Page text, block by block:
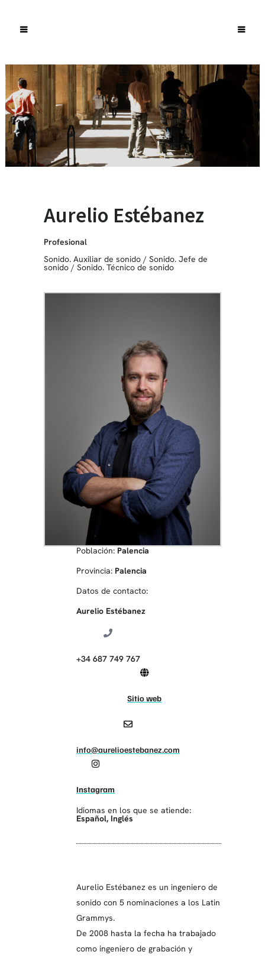
Aurelio Estébanez
Profesional
Sonido. Auxiliar de sonido/ Sonido. Jefe de
sonido/ Sonido. Técnico de sonido
Población: Palencia
Provincia: Palencia
Datos de contacto:
Aurelio Estébanez
+34 687 749 767
Sitio web
info@aurelioestebanez.com
Instagram
Idiomas en los que se atiende:
Español, Inglés
Aurelio Estébanez es un ingeniero de
sonido con 5 nominaciones a los Latin
Grammys.
De 2008 hasta la fecha ha trabajado
como ingeniero de grabación y